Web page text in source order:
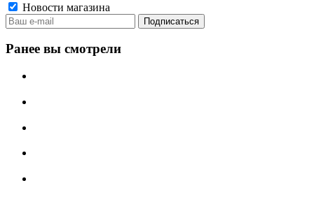
Новости магазина
Ранее вы смотрели